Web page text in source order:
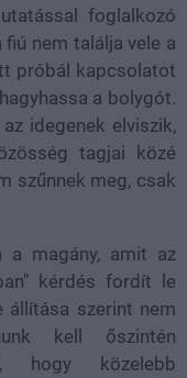
foglalkozó
nem találja vele a
próbál kapcsolatot
a bolygót.
idegenek elviszik,
tagjai közé
szűnnek meg, csak
a magány, amit az
kérdés fordít le
állítása szerint nem
kell őszintén
hogy közelebb